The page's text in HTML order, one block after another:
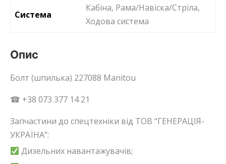
Система
Кабіна, Рама/Навіска/Стріла,
Ходова система
Опис
Болт (шпилька) 227088 Manitou
☎ +38 073 377 14 21
Запчастини до спецтехніки від ТОВ “ГЕНЕРАЦІЯ-
УКРАЇНА”:
Дизельних навантажувачів;